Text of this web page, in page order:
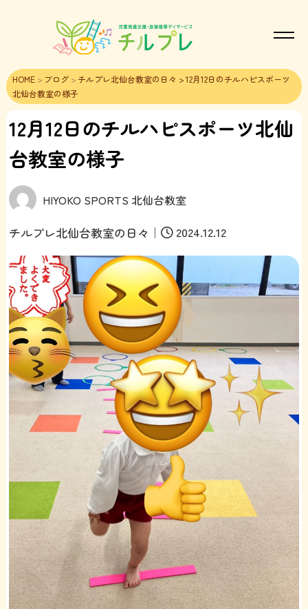
HOME> ブログ> チルプレ北仙台教室の日々 > 12月12日のチルハピスポーツ
北仙台教室の様子
12月12日のチルハピスポーツ北仙
台教室の様子
HIYOKO SPORTS 北仙台教室
チルプレ北仙台教室の日々 ｜ 2024.12.12